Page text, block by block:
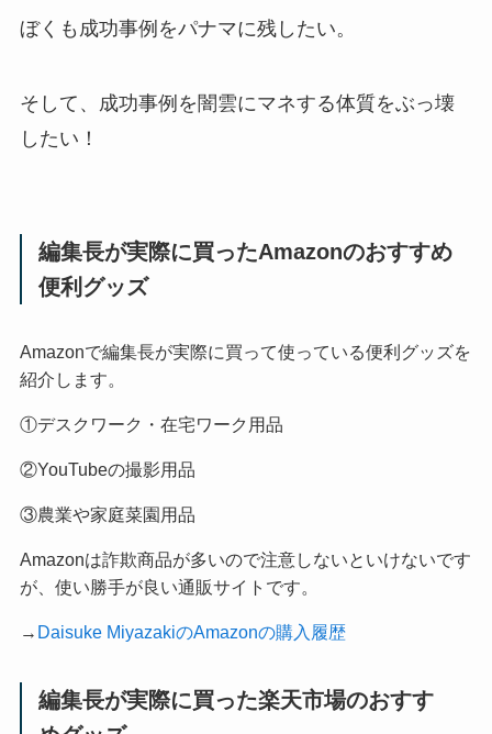
ぼくも成功事例をパナマに残したい。
そして、成功事例を闇雲にマネする体質をぶっ壊
したい！
編集長が実際に買ったAmazonのおすすめ
便利グッズ
Amazonで編集長が実際に買って使っている便利グッズを
紹介します。
①デスクワーク・在宅ワーク用品
②YouTubeの撮影用品
③農業や家庭菜園用品
Amazonは詐欺商品が多いので注意しないといけないです
が、使い勝手が良い通販サイトです。
→ Daisuke MiyazakiのAmazonの購入履歴
編集長が実際に買った楽天市場のおすす